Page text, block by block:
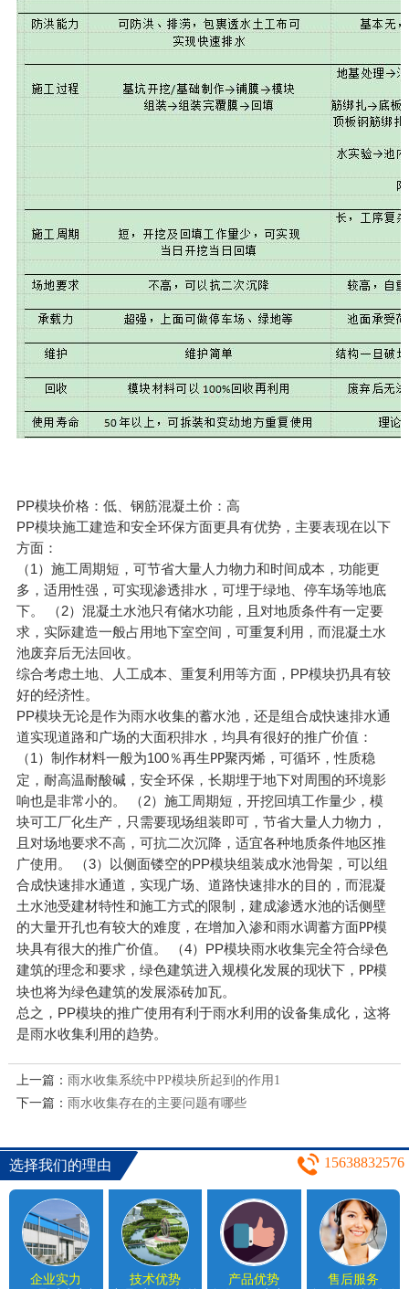
PP模块价格：低、钢筋混凝土价：高
PP模块施工建造和安全环保方面更具有优势，主要表现在以下
方面：
（1）施工周期短，可节省大量人力物力和时间成本，功能更
多，适用性强，可实现渗透排水，可埋于绿地、停车场等地底
下。
（2）混凝土水池只有储水功能，且对地质条件有一定要
求，实际建造一般占用地下室空间，可重复利用，而混凝土水
池废弃后无法回收。
综合考虑土地、人工成本、重复利用等方面，PP模块扔具有较
好的经济性。
PP模块无论是作为雨水收集的蓄水池，还是组合成快速排水通
道实现道路和广场的大面积排水，均具有很好的推广价值：
（1）制作材料一般为100％再生PP聚丙烯，可循环，性质稳
定，耐高温耐酸碱，安全环保，长期埋于地下对周围的环境影
响也是非常小的。
（2）施工周期短，开挖回填工作量少，模
块可工厂化生产，只需要现场组装即可，节省大量人力物力，
且对场地要求不高，可抗二次沉降，适宜各种地质条件地区推
广使用。
（3）以侧面镂空的PP模块组装成水池骨架，可以组
合成快速排水通道，实现广场、道路快速排水的目的，而混凝
土水池受建材特性和施工方式的限制，建成渗透水池的话侧壁
的大量开孔也有较大的难度，在增加入渗和雨水调蓄方面PP模
块具有很大的推广价值。
（4）PP模块雨水收集完全符合绿色
建筑的理念和要求，绿色建筑进入规模化发展的现状下， PP模
块也将为绿色建筑的发展添砖加瓦。
总之，PP模块的推广使用有利于雨水利用的设备集成化，这将
是雨水收集利用的趋势。
上一篇： 雨水收集系统中PP模块所起到的作用1
下一篇： 雨水收集存在的主要问题有哪些
选择我们的理由 15638832576
企业实力
技术优势
产品优势
售后服务